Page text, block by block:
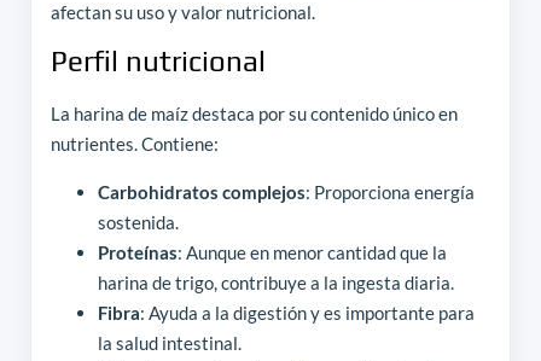
afectan su uso y valor nutricional.
Perfil nutricional
La harina de maíz destaca por su contenido único en
nutrientes. Contiene:
Carbohidratos complejos: Proporciona energía
sostenida.
Proteínas: Aunque en menor cantidad que la
harina de trigo, contribuye a la ingesta diaria.
Fibra: Ayuda a la digestión y es importante para
la salud intestinal.